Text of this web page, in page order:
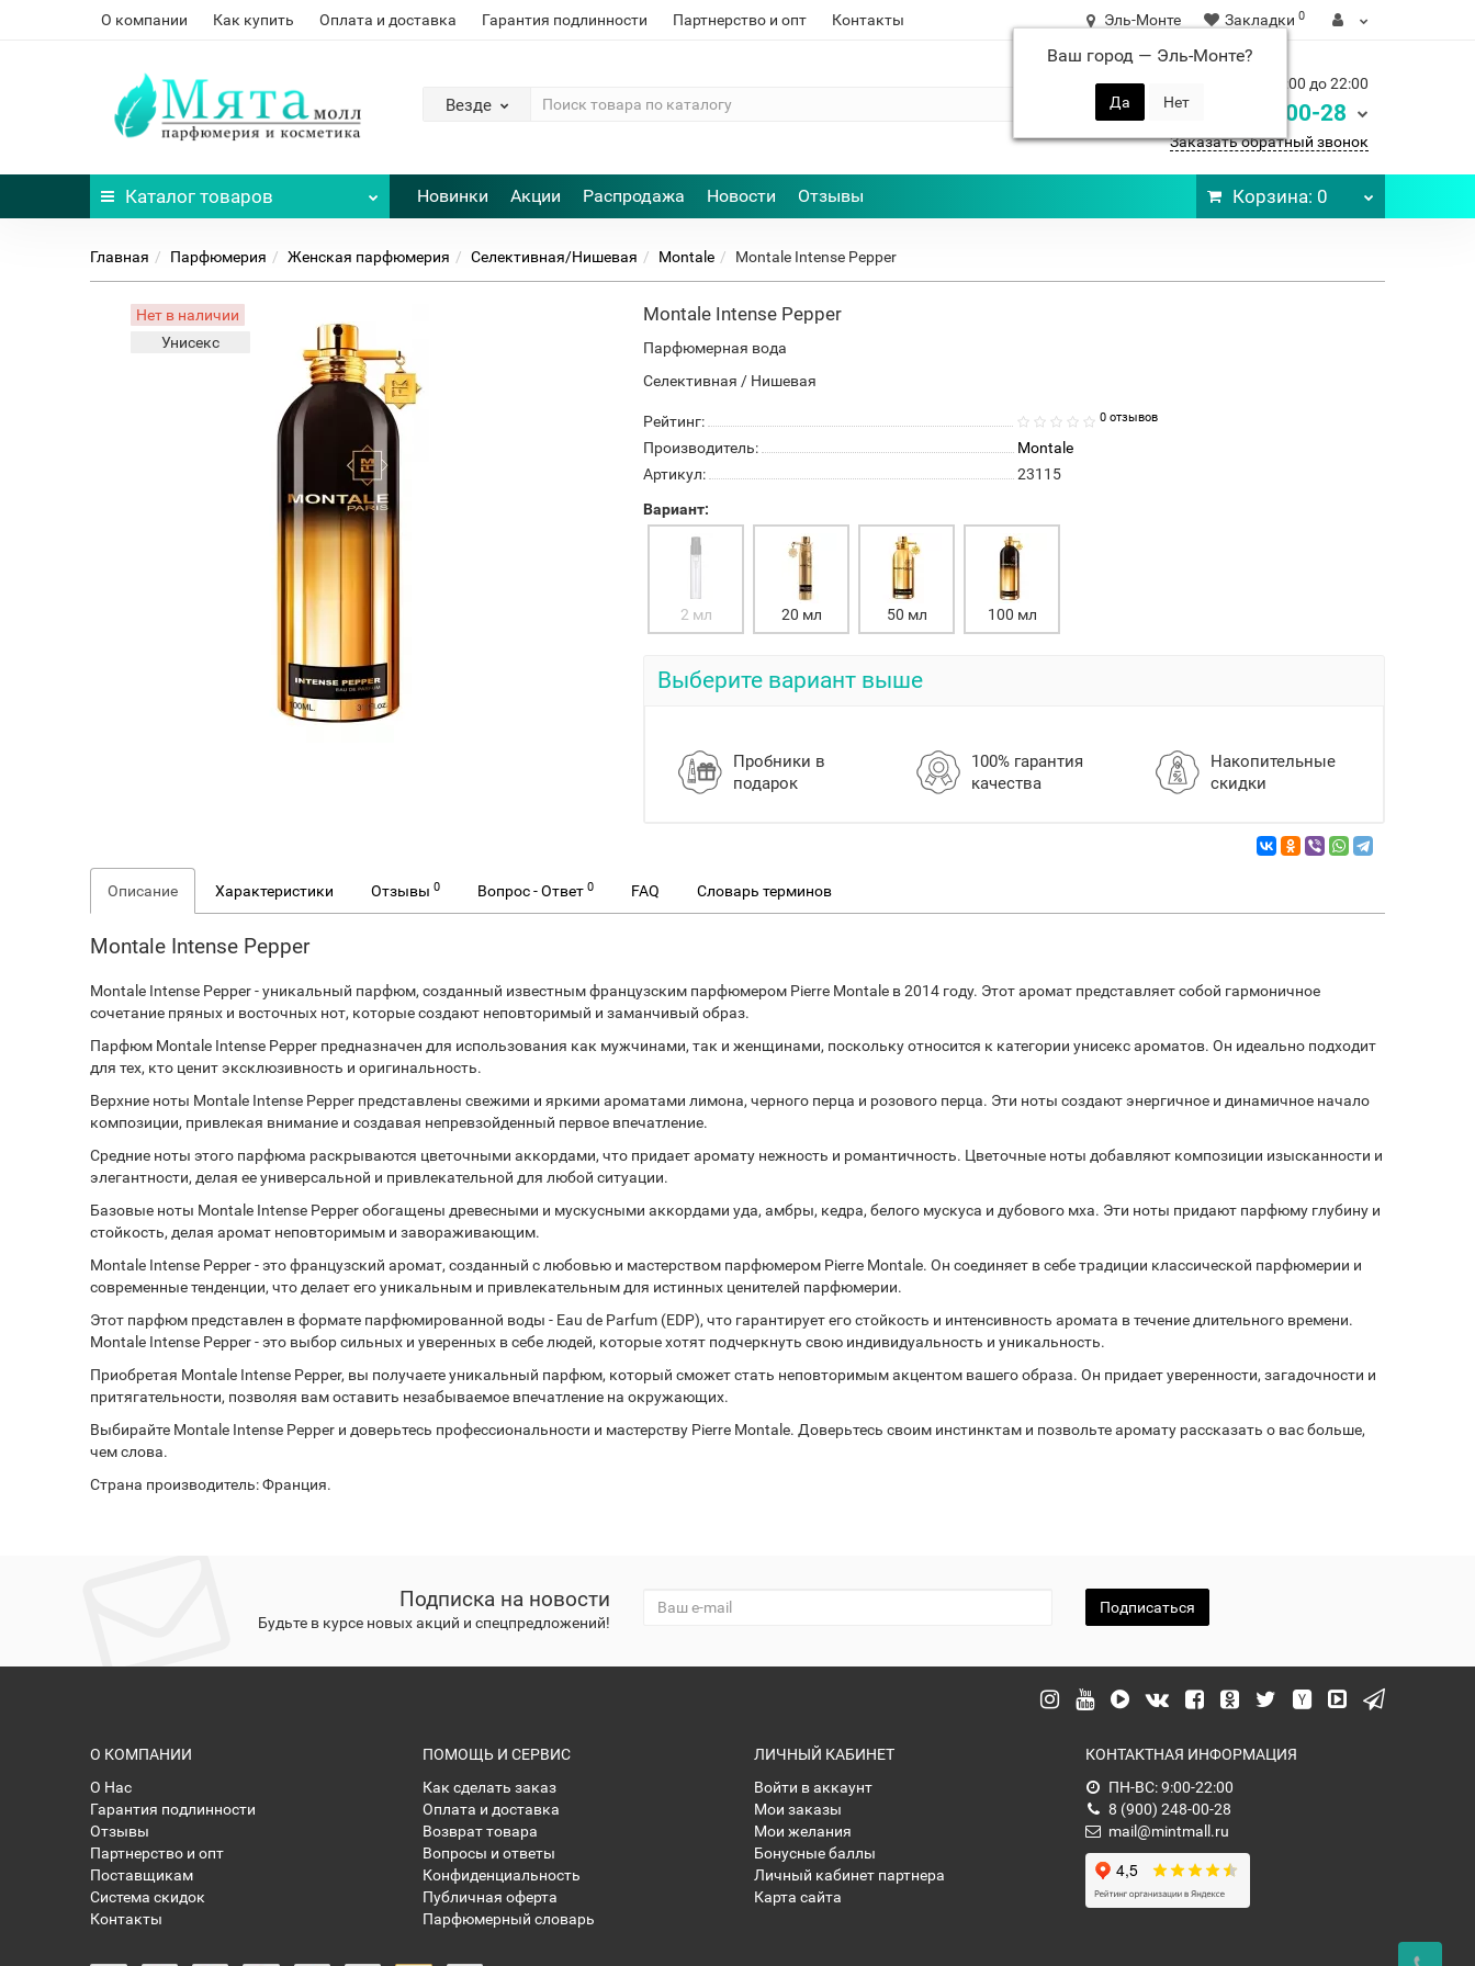
О компании Как купить Оплата и доставка Гарантия подлинности Партнерство и опт Контакты Эль-Монте
Ваш город — Эль-Монте?
Закладки 0
Везде
Ежедневно с 9:00 до 22:00
8 900 248-00-28
Заказать обратный звонок
Каталог товаров Новинки Акции Распродажа Новости Отзывы Корзина: 0
Главная Парфюмерия Женская парфюмерия Селективная/Нишевая Montale Montale Intense Pepper
Нет в наличии
Унисекс
Montale Intense Pepper
Парфюмерная вода
Селективная / Нишевая
Рейтинг: 0 отзывов
Производитель:
Montale
Артикул:
23115
Вариант:
2 мл 20 мл 50 мл 100 мл
Выберите вариант выше
Пробники в
подарок
100% гарантия
качества
Накопительные
скидки
Описание Характеристики Отзывы0 Вопрос - Ответ0 FAQ Словарь терминов
Montale Intense Pepper
Montale Intense Pepper - уникальный парфюм, созданный известным французским парфюмером Pierre Montale в 2014 году. Этот аромат представляет собой гармоничное
сочетание пряных и восточных нот, которые создают неповторимый и заманчивый образ.
Парфюм Montale Intense Pepper предназначен для использования как мужчинами, так и женщинами, поскольку относится к категории унисекс ароматов. Он идеально подходит
для тех, кто ценит эксклюзивность и оригинальность.
Верхние ноты Montale Intense Pepper представлены свежими и яркими ароматами лимона, черного перца и розового перца. Эти ноты создают энергичное и динамичное начало
композиции, привлекая внимание и создавая непревзойденный первое впечатление.
Средние ноты этого парфюма раскрываются цветочными аккордами, что придает аромату нежность и романтичность. Цветочные ноты добавляют композиции изысканности и
элегантности, делая ее универсальной и привлекательной для любой ситуации.
Базовые ноты Montale Intense Pepper обогащены древесными и мускусными аккордами уда, амбры, кедра, белого мускуса и дубового мха. Эти ноты придают парфюму глубину и
стойкость, делая аромат неповторимым и завораживающим.
Montale Intense Pepper - это французский аромат, созданный с любовью и мастерством парфюмером Pierre Montale. Он соединяет в себе традиции классической парфюмерии и
современные тенденции, что делает его уникальным и привлекательным для истинных ценителей парфюмерии.
Этот парфюм представлен в формате парфюмированной воды - Eau de Parfum (EDP), что гарантирует его стойкость и интенсивность аромата в течение длительного времени.
Montale Intense Pepper - это выбор сильных и уверенных в себе людей, которые хотят подчеркнуть свою индивидуальность и уникальность.
Приобретая Montale Intense Pepper, вы получаете уникальный парфюм, который сможет стать неповторимым акцентом вашего образа. Он придает уверенности, загадочности и
притягательности, позволяя вам оставить незабываемое впечатление на окружающих.
Выбирайте Montale Intense Pepper и доверьтесь профессиональности и мастерству Pierre Montale. Доверьтесь своим инстинктам и позвольте аромату рассказать о вас больше,
чем слова.
Страна производитель: Франция.
Подписка на новости
Будьте в курсе новых акций и спецпредложений!
Подписаться
О КОМПАНИИ
О Нас
Гарантия подлинности
Отзывы
Партнерство и опт
Поставщикам
Система скидок
Контакты
ПОМОЩЬ И СЕРВИС
Как сделать заказ
Оплата и доставка
Возврат товара
Вопросы и ответы
Конфиденциальность
Публичная оферта
Парфюмерный словарь
ЛИЧНЫЙ КАБИНЕТ
Войти в аккаунт
Мои заказы
Мои желания
Бонусные баллы
Личный кабинет партнера
Карта сайта
КОНТАКТНАЯ ИНФОРМАЦИЯ
ПН-ВС: 9:00-22:00
8 (900) 248-00-28
mail@mintmall.ru